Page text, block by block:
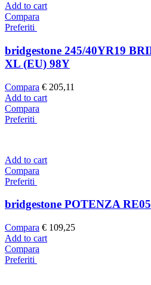
Add to cart
Compara
Preferiti
bridgestone 245/40YR19
XL (EU) 98Y
Compara € 205,11
Add to cart
Compara
Preferiti
Add to cart
Compara
Preferiti
bridgestone POTENZA
Compara € 109,25
Add to cart
Compara
Preferiti